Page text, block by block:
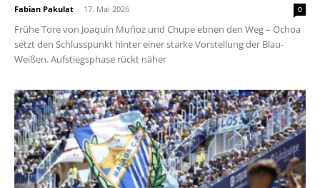
Fabian Pakulat - 17. Mai 2026 0
Frühe Tore von Joaquín Muñoz und Chupe ebnen den Weg – Ochoa
setzt den Schlusspunkt hinter einer starke Vorstellung der Blau-
Weißen. Aufstiegsphase rückt näher